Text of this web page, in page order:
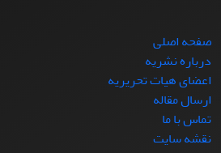
صفحه اصلی
درباره نشریه
اعضای هیات تحریریه
ارسال مقاله
تماس با ما
نقشه سایت